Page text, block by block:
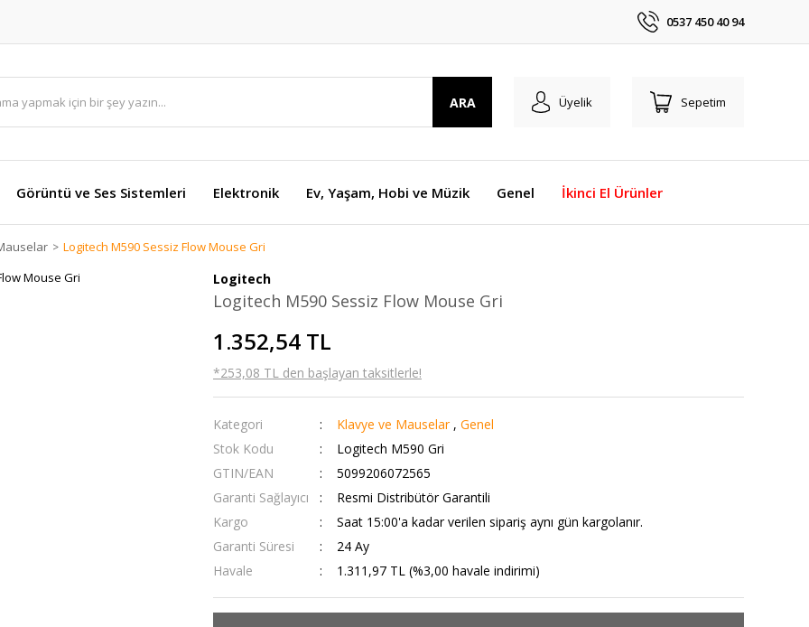
0537 450 40 94
ARA Üyelik Sepetim
Görüntü ve Ses Sistemleri Elektronik Ev, Yaşam, Hobi ve Müzik Genel İkinci El Ürünler
Logitech M590 Sessiz Flow Mouse Gri
Logitech
Logitech M590 Sessiz Flow Mouse Gri
1.352,54 TL
*253,08 TL den başlayan taksitlerle!
Kategori Klavye ve Mauselar , Genel
Stok Kodu
Logitech M590 Gri
GTIN/EAN
5099206072565
Garanti Sağlayıcı
Resmi Distribütör Garantili
Kargo
Saat 15:00'a kadar verilen sipariş aynı gün kargolanır.
Garanti Süresi
24 Ay
Havale
1.311,97 TL (%3,00 havale indirimi)